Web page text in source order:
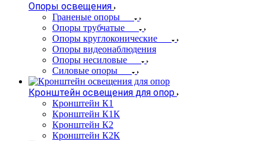
Опоры освещения
Граненые опоры
Опоры трубчатые
Опоры круглоконические
Опоры видеонаблюдения
Опоры несиловые
Силовые опоры
Кронштейн освещения для опор
Кронштейн К1
Кронштейн К1К
Кронштейн К2
Кронштейн К2К